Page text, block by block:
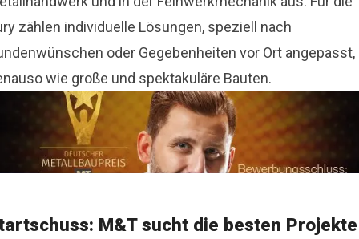
zählen individuelle Lösungen, speziell nach
oder Gegebenheiten vor Ort angepasst,
wie große und spektakuläre Bauten.
M&T sucht die besten Projekte